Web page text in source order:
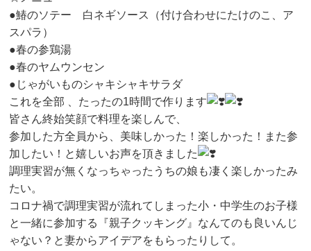
●鰆のソテー 白ネギソース（付け合わせにたけのこ、ア
スパラ）
●春の参鶏湯
●春のヤムウンセン
●じゃがいものシャキシャキサラダ
これを全部 、たったの1時間で作ります
皆さん終始笑顔で料理を楽しんで、
参加した方全員から、美味しかった！楽しかった！また参
加したい！と嬉しいお声を頂きました
調理実習が無くなっちゃったうちの娘も凄く楽しかったみ
たい。
コロナ禍で調理実習が流れてしまった小・中学生のお子様
と一緒に参加する『親子クッキング』なんてのも良いんじ
ゃない？と妻からアイデアをもらったりして。